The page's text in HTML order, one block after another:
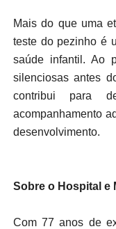
Mais do que uma
teste do pezinho é
saúde infantil. Ao
silenciosas antes
contribui para
acompanhamento
desenvolvimento.
Sobre o Hospital e
Com 77 anos de